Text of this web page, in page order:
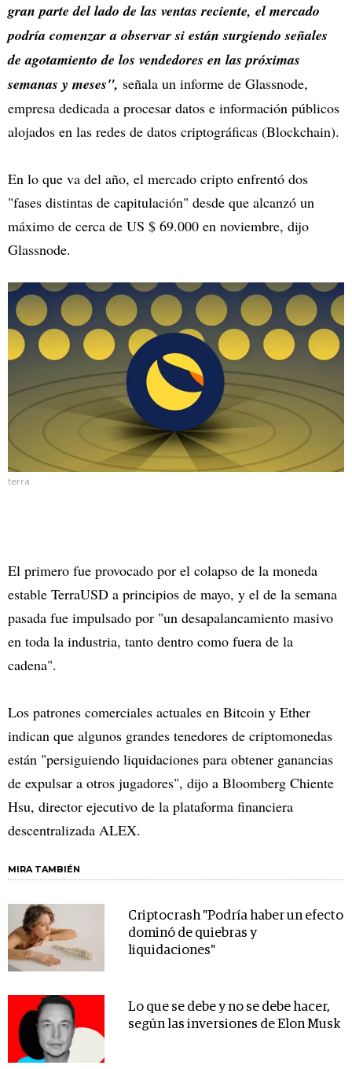
gran parte del lado de las ventas reciente, el mercado
podría comenzar a observar si están surgiendo señales
de agotamiento de los vendedores en las próximas
semanas y meses", señala un informe de Glassnode,
empresa dedicada a procesar datos e información públicos
alojados en las redes de datos criptográficas (Blockchain).
En lo que va del año, el mercado cripto enfrentó dos
"fases distintas de capitulación" desde que alcanzó un
máximo de cerca de US $ 69.000 en noviembre, dijo
Glassnode.
terra
El primero fue provocado por el colapso de la moneda
estable TerraUSD a principios de mayo, y el de la semana
pasada fue impulsado por "un desapalancamiento masivo
en toda la industria, tanto dentro como fuera de la
cadena".
Los patrones comerciales actuales en Bitcoin y Ether
indican que algunos grandes tenedores de criptomonedas
están "persiguiendo liquidaciones para obtener ganancias
de expulsar a otros jugadores", dijo a Bloomberg Chiente
Hsu, director ejecutivo de la plataforma financiera
descentralizada ALEX.
MIRA TAMBIÉN
Criptocrash "Podría haber un efecto
dominó de quiebras y
liquidaciones"
Lo que se debe y no se debe hacer,
según las inversiones de Elon Musk